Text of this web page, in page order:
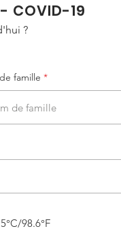
19
?
famille
98.6°F